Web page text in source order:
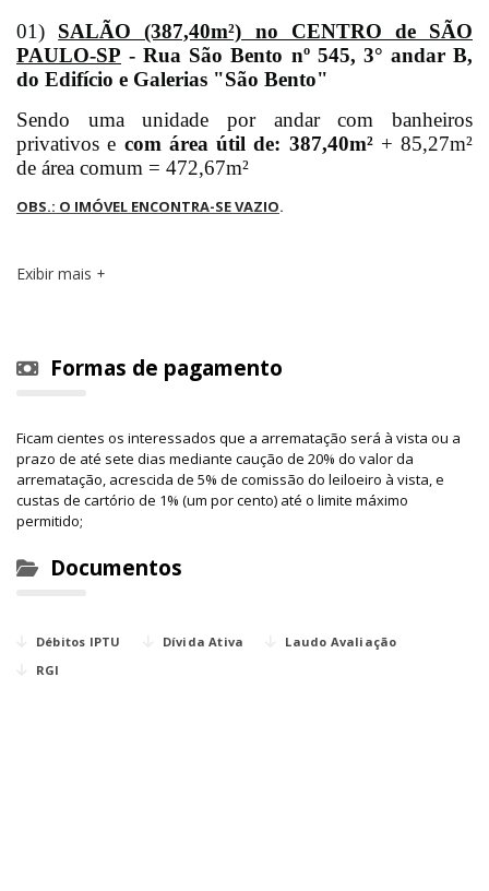
01)
SALÃO (387,40m²) no CENTRO de SÃO
PAULO-SP - Rua São Bento nº 545, 3° andar B,
do Edifício e Galerias "São Bento"
Sendo uma unidade por andar com banheiros
privativos e com área útil de: 387,40m² + 85,27m²
de área comum = 472,67m²
OBS.: O IMÓVEL ENCONTRA-SE VAZIO.
Exibir mais
Formas de pagamento
Ficam cientes os interessados que a arrematação será à vista ou a
prazo de até sete dias mediante caução de 20% do valor da
arrematação, acrescida de 5% de comissão do leiloeiro à vista, e
custas de cartório de 1% (um por cento) até o limite máximo
permitido;
Documentos
Débitos IPTU Dívida Ativa
Laudo Avaliação
RGI